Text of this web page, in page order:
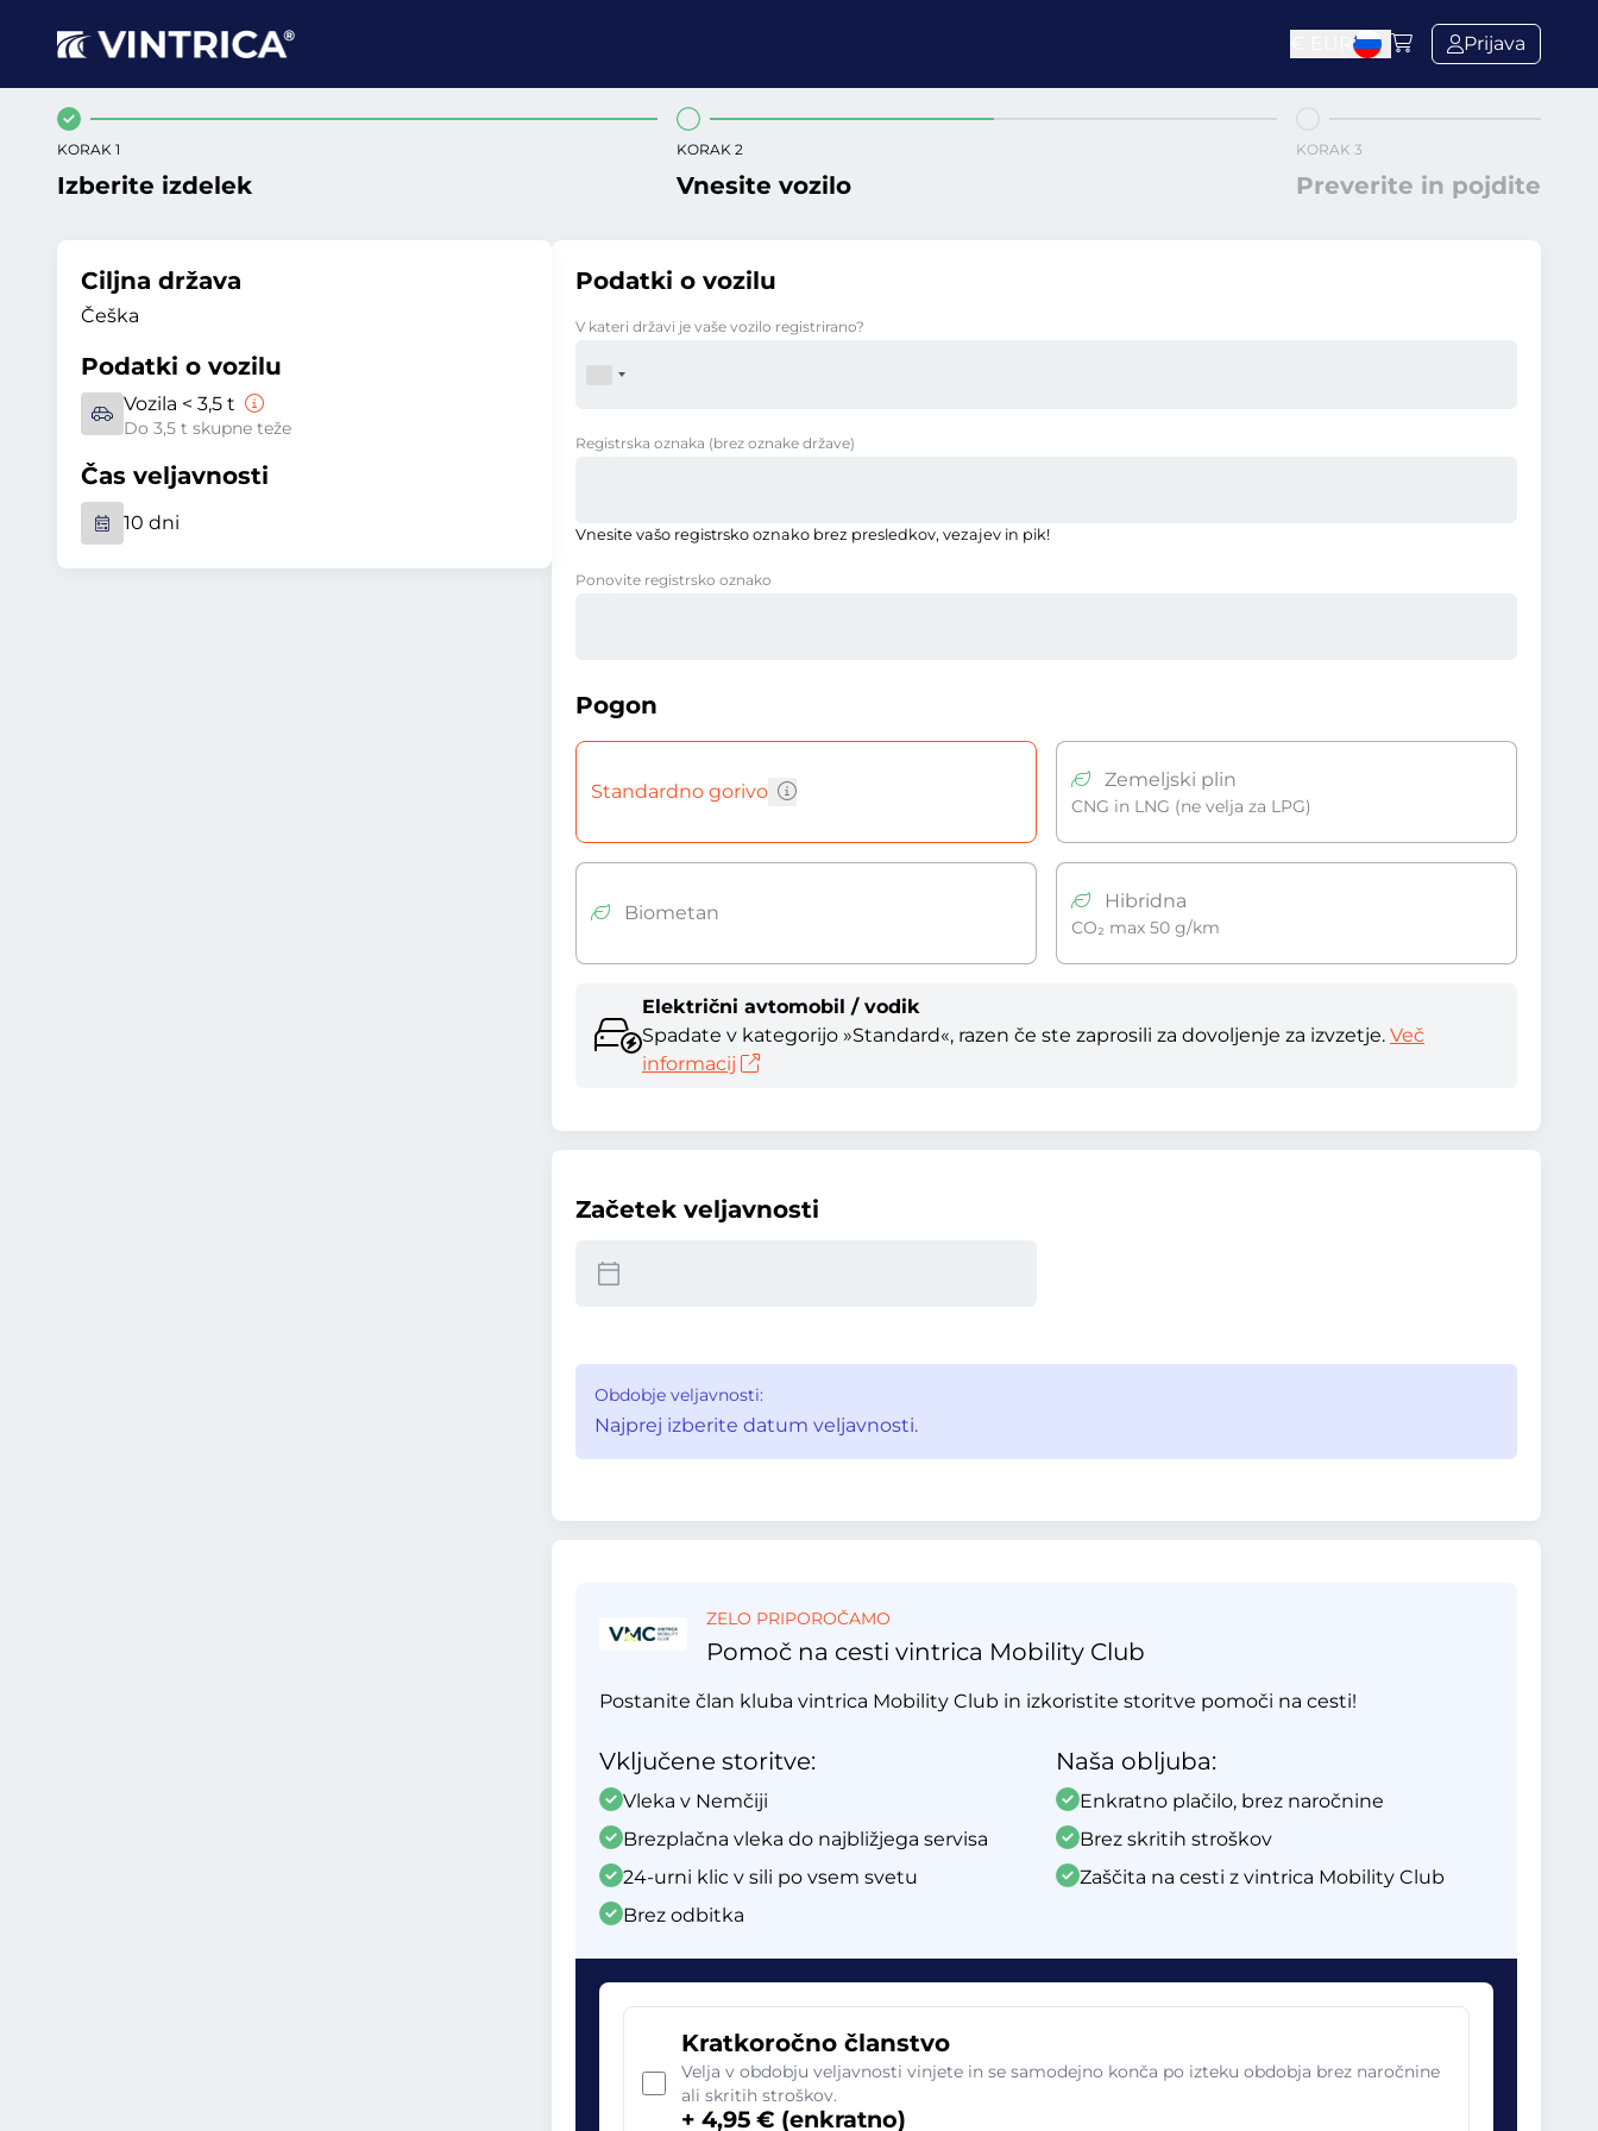
Prijava
KORAK 1
Izberite izdelek
KORAK 2
Vnesite vozilo
KORAK 3
Preverite in pojdite
Ciljna država
Češka
Podatki o vozilu
Vozila < 3,5 t
Do 3,5 t skupne teže
Čas veljavnosti
10 dni
Podatki o vozilu
V kateri državi je vaše vozilo registrirano?
Registrska oznaka (brez oznake države)
Vnesite vašo registrsko oznako brez presledkov, vezajev in pik!
Ponovite registrsko oznako
Pogon
Standardno gorivo
Zemeljski plin
CNG in LNG (ne velja za LPG)
Biometan
Hibridna
CO₂ max 50 g/km
Električni avtomobil / vodik
Spadate v kategorijo »Standard«, razen če ste zaprosili za dovoljenje za izvzetje. Več
informacij
Začetek veljavnosti
Obdobje veljavnosti:
Najprej izberite datum veljavnosti.
ZELO PRIPOROČAMO
Pomoč na cesti vintrica Mobility Club
Postanite član kluba vintrica Mobility Club in izkoristite storitve pomoči na cesti!
Vključene storitve:
Vleka v Nemčiji
Brezplačna vleka do najbližjega servisa
24-urni klic v sili po vsem svetu
Brez odbitka
Naša obljuba:
Enkratno plačilo, brez naročnine
Brez skritih stroškov
Zaščita na cesti z vintrica Mobility Club
Kratkoročno članstvo
Velja v obdobju veljavnosti vinjete in se samodejno konča po izteku obdobja brez naročnine
ali skritih stroškov.
+ 4,95 € (enkratno)